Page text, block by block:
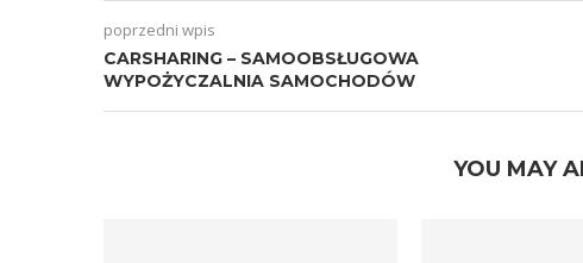
poprzedni wpis
CARSHARING – SAMOOBSŁUGOWA
WYPOŻYCZALNIA SAMOCHODÓW
YOU MAY